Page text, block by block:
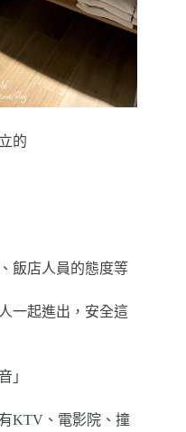
的
飯店人員的態度等
一起進出，安全這
」
KTV、電影院、撞